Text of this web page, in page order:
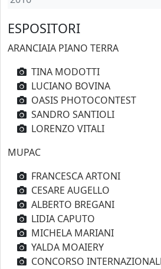
ESPOSITORI
ARANCIAIA PIANO TERRA
TINA MODOTTI
LUCIANO BOVINA
OASIS PHOTOCONTEST
SANDRO SANTIOLI
LORENZO VITALI
MUPAC
FRANCESCA ARTONI
CESARE AUGELLO
ALBERTO BREGANI
LIDIA CAPUTO
MICHELA MARIANI
YALDA MOAIERY
CONCORSO